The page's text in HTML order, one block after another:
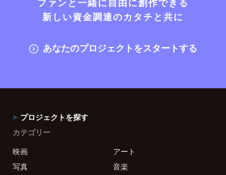
新しい資金調達のカタチと共に
あなたのプロジェクトをスタートする
プロジェクトを探す
カテゴリー
映画
アート
写真
音楽